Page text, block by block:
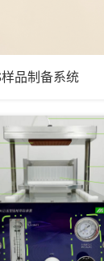
品制备系统